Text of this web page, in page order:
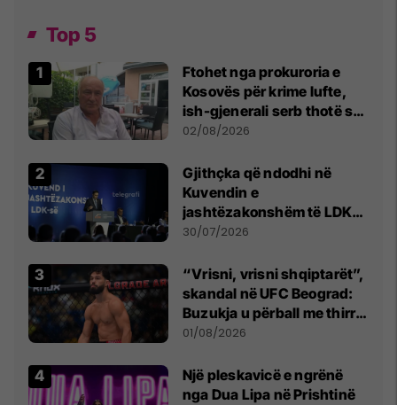
Top 5
Ftohet nga prokuroria e
Kosovës për krime lufte,
ish-gjenerali serb thotë se
dikush e tradhtoi në
02/08/2026
Gjithçka që ndodhi në
Kuvendin e
jashtëzakonshëm të LDK-
së
30/07/2026
“Vrisni, vrisni shqiptarët”,
skandal në UFC Beograd:
Buzukja u përball me thirrje
anti-shqiptare nga
01/08/2026
Një pleskavicë e ngrënë
nga Dua Lipa në Prishtinë